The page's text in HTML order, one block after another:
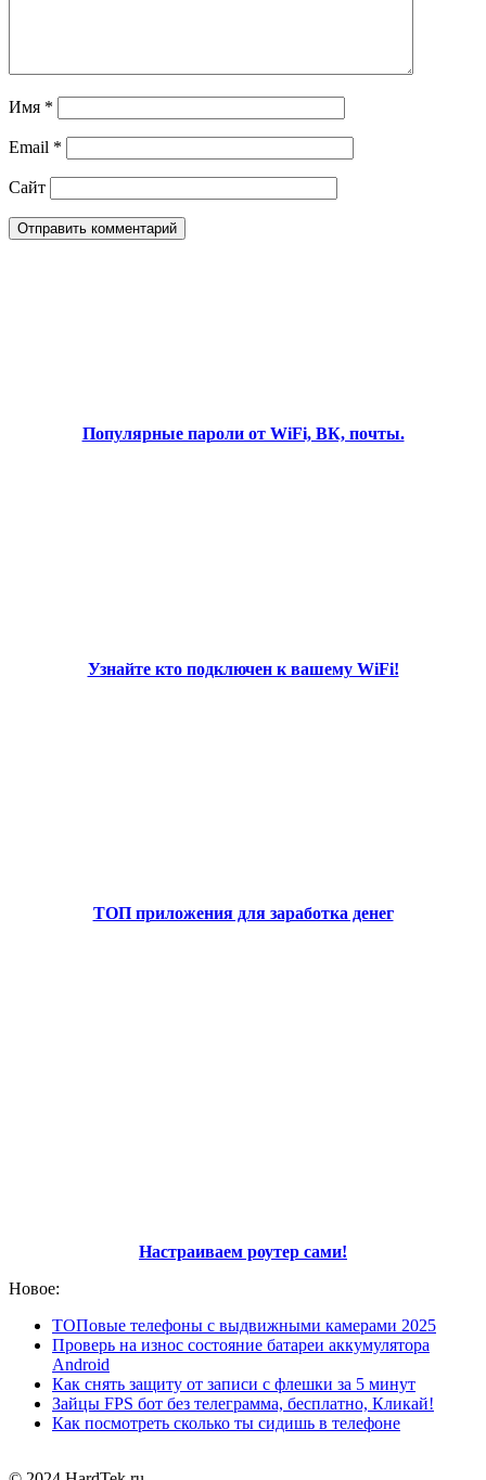
Имя *
Email *
Сайт
Популярные пароли от WiFi, ВК, почты.
Узнайте кто подключен к вашему WiFi!
ТОП приложения для заработка денег
Настраиваем роутер сами!
Новое:
ТОПовые телефоны с выдвижными камерами 2025
Проверь на износ состояние батареи аккумулятора
Android
Как снять защиту от записи с флешки за 5 минут
Зайцы FPS бот без телеграмма, бесплатно, Кликай!
Как посмотреть сколько ты сидишь в телефоне